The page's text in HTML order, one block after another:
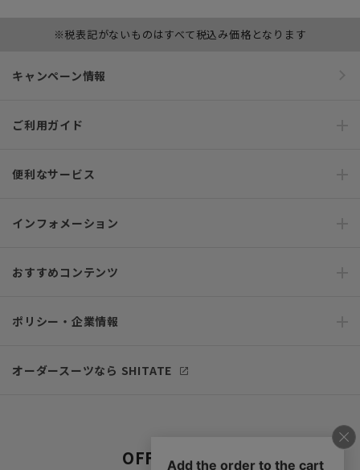
※税表記がないものはすべて税込み価格となります
キャンペーン情報
ご利用ガイド
便利なサービス
インフォメーション
おすすめコンテンツ
ポリシー・企業情報
オーダースーツなら SHITATE
OFFICIAL SNS